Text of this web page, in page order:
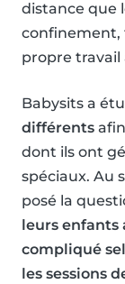
distance que
confinement,
propre travail
Babysits a
différents
dont ils ont
spéciaux. Au
posé la
leurs enfants
compliqué
les sessions